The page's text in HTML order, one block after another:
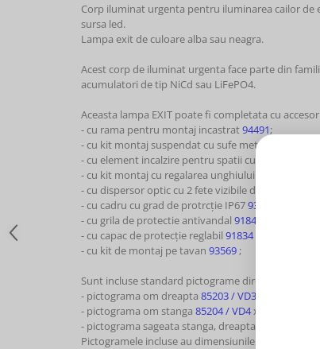
Corp iluminat urgenta pentru iluminarea cailor de
sursa led.
Lampa exit de culoare alba sau neagra.
Acest corp de iluminat urgenta face parte din
acumulatori de tip NiCd sau LiFePO4.
Aceasta lampa EXIT poate fi completata cu
- cu rama pentru montaj incastrat94491;
- cu kit montaj suspendat cu sufe metalice
- cu element incalzire pentru spatii cu temperaturi
- cu kit montaj cu regalarea unghiului intre 0-90
- cu dispersor optic cu 2 fete vizibile de
- cu cadru cu grad de protrcție IP6793780
- cu grila de protectie antivandal 91840
- cu capac de protecție reglabil 91834
- cu kit de montaj pe tavan 93569 ;
Sunt incluse standard pictograme directionale de
- pictograma om dreapta 85203 / VD3
- pictograma om stanga 85204 / VD4x 1 bucata;
- pictograma sageata stanga, dreapta, sus, jos
Pictogramele incluse au dimensiunile de 125mm x